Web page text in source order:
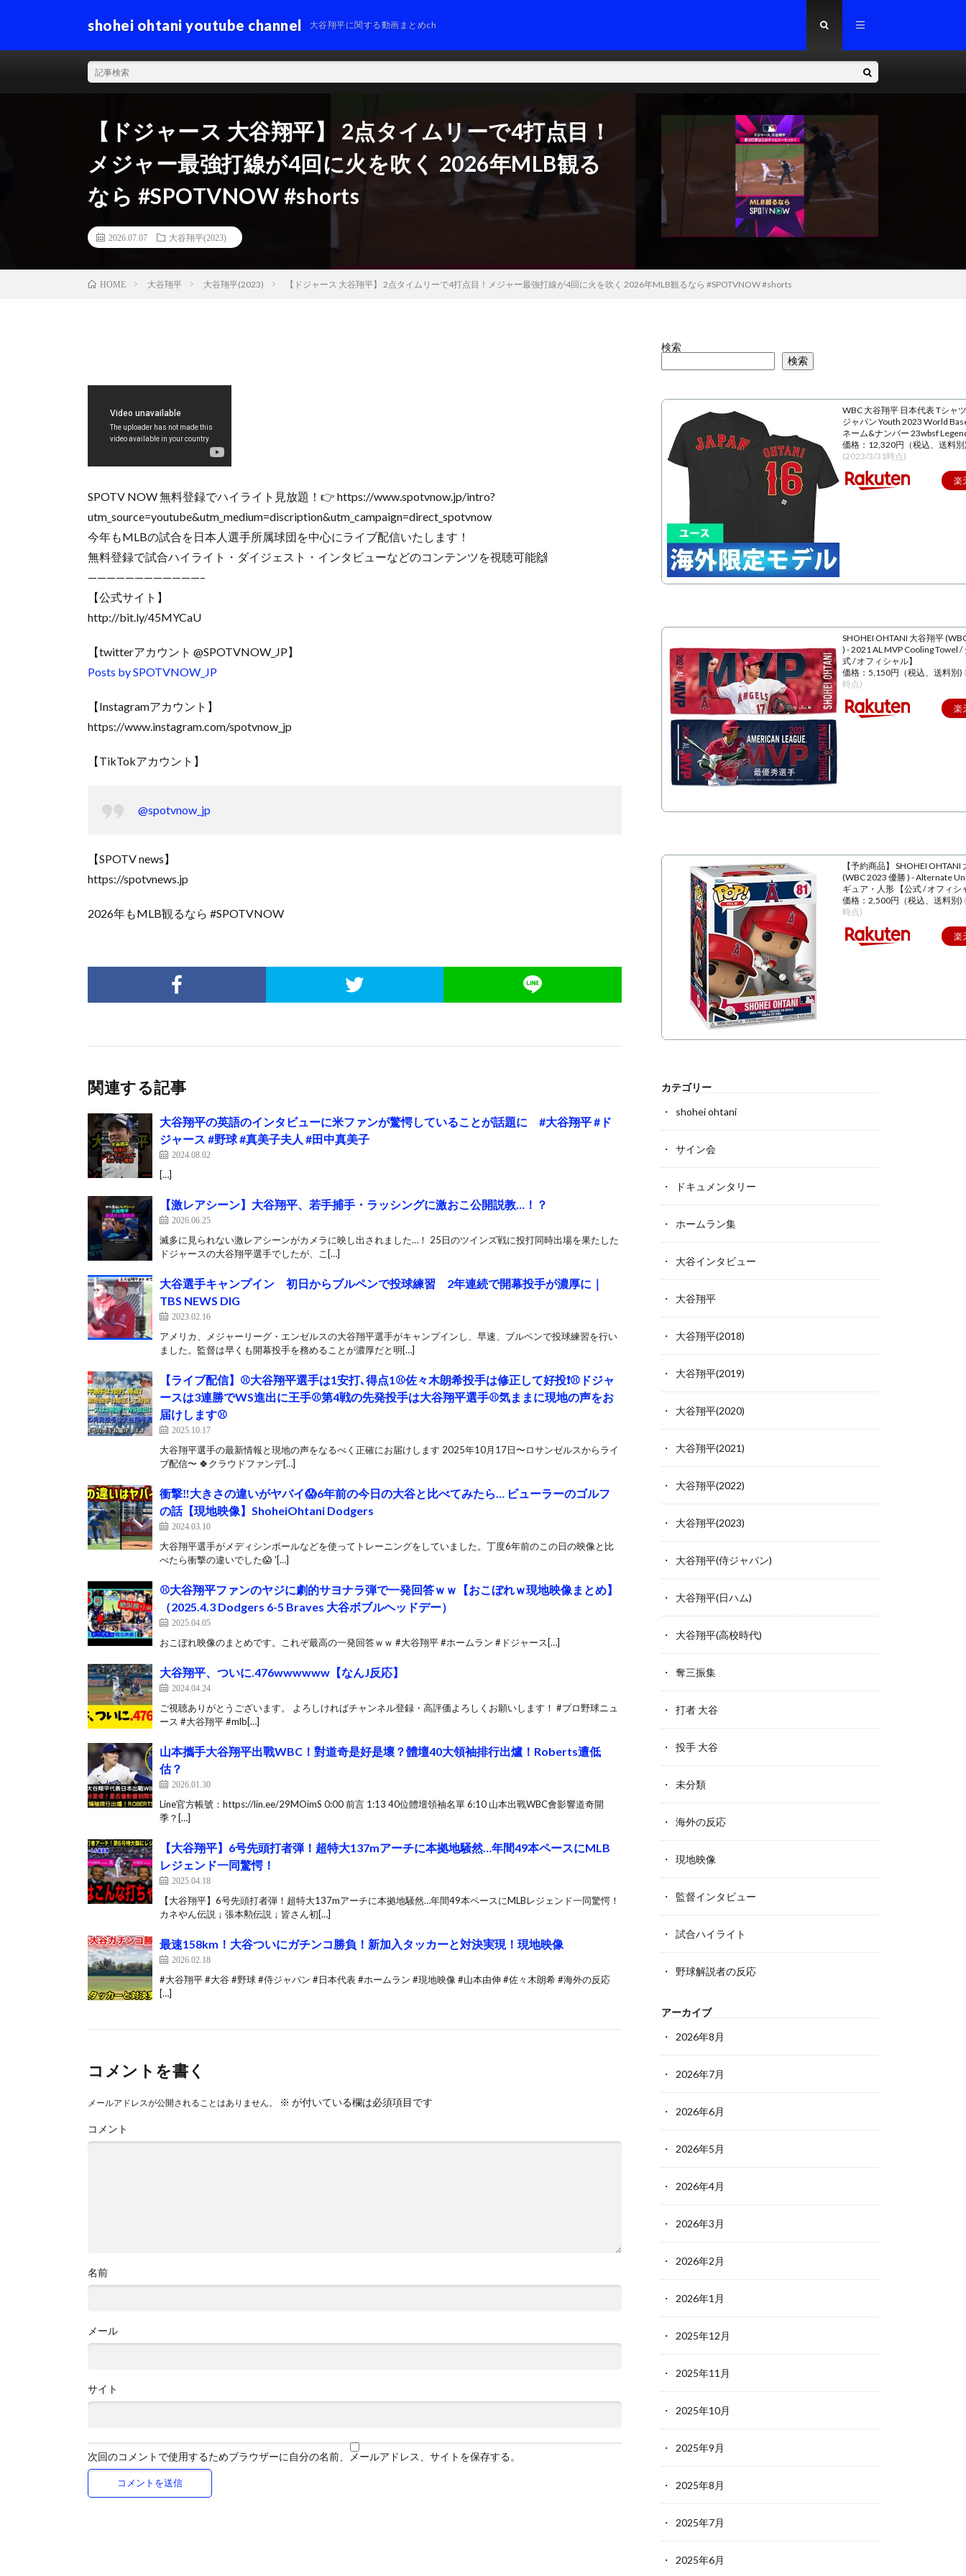
shohei ohtani youtube channel 大谷翔平に関する動画まとめch
【ドジャース 大谷翔平】 2点タイムリーで4打点目！
メジャー最強打線が4回に火を吹く 2026年MLB観る
なら #SPOTVNOW #shorts
2026.07.07 大谷翔平(2023)
HOME 大谷翔平 大谷翔平(2023) 【ドジャース 大谷翔平】 2点タイムリーで4打点目！メジャー最強打線が4回に火を吹く 2026年MLB観るなら #SPOTVNOW #shorts
SPOTV NOW 無料登録でハイライト見放題！👉 https://www.spotvnow.jp/intro?
utm_source=youtube&utm_medium=discription&utm_campaign=direct_spotvnow
今年もMLBの試合を日本人選手所属球団を中心にライブ配信いたします！
無料登録で試合ハイライト・ダイジェスト・インタビューなどのコンテンツを視聴可能🙌
————————————–
【公式サイト】
http://bit.ly/45MYCaU
【twitterアカウント @SPOTVNOW_JP】
Posts by SPOTVNOW_JP
【Instagramアカウント】
https://www.instagram.com/spotvnow_jp
【TikTokアカウント】
@spotvnow_jp
【SPOTV news】
https://spotvnews.jp
2026年もMLB観るなら #SPOTVNOW
関連する記事
大谷翔平の英語のインタビューに米ファンが驚愕していることが話題に #大谷翔平 #ド
ジャース #野球 #真美子夫人 #田中真美子
2024.08.02
[…]
【激レアシーン】大谷翔平、若手捕手・ラッシングに激おこ公開説教…！？
2026.06.25
滅多に見られない激レアシーンがカメラに映し出されました…！ 25日のツインズ戦に投打同時出場を果たした
ドジャースの大谷翔平選手でしたが、こ[…]
大谷選手キャンプイン 初日からブルペンで投球練習 2年連続で開幕投手が濃厚に｜
TBS NEWS DIG
2023.02.16
アメリカ、メジャーリーグ・エンゼルスの大谷翔平選手がキャンプインし、早速、ブルペンで投球練習を行い
ました。監督は早くも開幕投手を務めることが濃厚だと明[…]
【ライブ配信】⚾️大谷翔平選手は1安打､得点1⚾️佐々木朗希投手は修正して好投❗⚾️ドジャ
ースは3連勝でWS進出に王手⚾️第4戦の先発投手は大谷翔平選手⚾️気ままに現地の声をお
届けします⚾️
2025.10.17
大谷翔平選手の最新情報と現地の声をなるべく正確にお届けします 2025年10月17日〜ロサンゼルスからライ
ブ配信〜 🍀クラウドファンデ[…]
衝撃‼️大きさの違いがヤバイ😱6年前の今日の大谷と比べてみたら… ビューラーのゴルフ
の話【現地映像】ShoheiOhtani Dodgers
2024.03.10
大谷翔平選手がメディシンボールなどを使ってトレーニングをしていました。丁度6年前のこの日の映像と比
べたら衝撃の違いでした😱 '[…]
⚾大谷翔平ファンのヤジに劇的サヨナラ弾で一発回答ｗｗ【おこぼれｗ現地映像まとめ】
（2025.4.3 Dodgers 6-5 Braves 大谷ボブルヘッドデー）
2025.04.05
おこぼれ映像のまとめです。これぞ最高の一発回答ｗｗ #大谷翔平 #ホームラン #ドジャース[…]
大谷翔平、ついに.476wwwwww【なんJ反応】
2024.04.24
ご視聴ありがとうございます。 よろしければチャンネル登録・高評価よろしくお願いします！ #プロ野球ニュ
ース #大谷翔平 #mlb[…]
山本攜手大谷翔平出戰WBC！對道奇是好是壞？體壇40大領袖排行出爐！Roberts遭低
估？
2026.01.30
Line官方帳號：https://lin.ee/29MOimS 0:00 前言 1:13 40位體壇領袖名單 6:10 山本出戰WBC會影響道奇開
季？[…]
【大谷翔平】6号先頭打者弾！超特大137mアーチに本拠地騒然…年間49本ペースにMLB
レジェンド一同驚愕！
2025.04.18
【大谷翔平】6号先頭打者弾！超特大137mアーチに本拠地騒然…年間49本ペースにMLBレジェンド一同驚愕！
カネやん伝説 ↓ 張本勲伝説 ↓ 皆さん初[…]
最速158km！大谷ついにガチンコ勝負！新加入タッカーと対決実現！現地映像
2026.02.18
#大谷翔平 #大谷 #野球 #侍ジャパン #日本代表 #ホームラン #現地映像 #山本由伸 #佐々木朗希 #海外の反応
[…]
コメントを書く
メールアドレスが公開されることはありません。 ※ が付いている欄は必須項目です
コメント
名前
メール
サイト
次回のコメントで使用するためブラウザーに自分の名前、メールアドレス、サイトを保存する。
検索
検索
WBC 大谷翔平 日本代表 Tシャ
ジャパン Youth 2023 World
ネーム&ナンバー 23wbsf
価格：12,320円（税込、送料別
(2023/3/31時点)
楽
SHOHEI OHTANI 大谷翔平
) - 2021 AL MVP Cooling Towel /
式 / オフィシャル】
価格：5,150円（税込、送料別)
時点)
楽
【予約商品】 SHOHEI OHTANI
(WBC 2023 優勝 ) - Alternate
ギュア・人形 【公式 / オフィシ
価格：2,500円（税込、送料別)
時点)
楽
カテゴリー
shohei ohtani
サイン会
ドキュメンタリー
ホームラン集
大谷インタビュー
大谷翔平
大谷翔平(2018)
大谷翔平(2019)
大谷翔平(2020)
大谷翔平(2021)
大谷翔平(2022)
大谷翔平(2023)
大谷翔平(侍ジャパン)
大谷翔平(日ハム)
大谷翔平(高校時代)
奪三振集
打者 大谷
投手 大谷
未分類
海外の反応
現地映像
監督インタビュー
試合ハイライト
野球解説者の反応
アーカイブ
2026年8月
2026年7月
2026年6月
2026年5月
2026年4月
2026年3月
2026年2月
2026年1月
2025年12月
2025年11月
2025年10月
2025年9月
2025年8月
2025年7月
2025年6月